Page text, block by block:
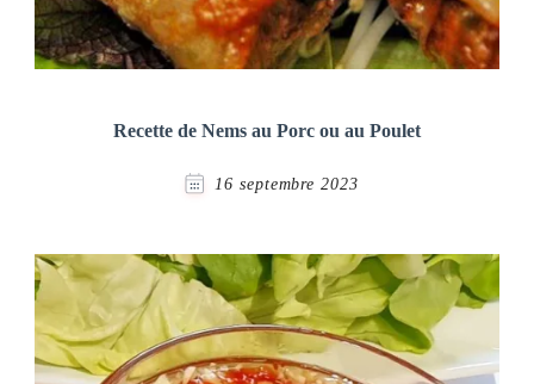
Recette de Nems au Porc ou au Poulet
16 septembre 2023